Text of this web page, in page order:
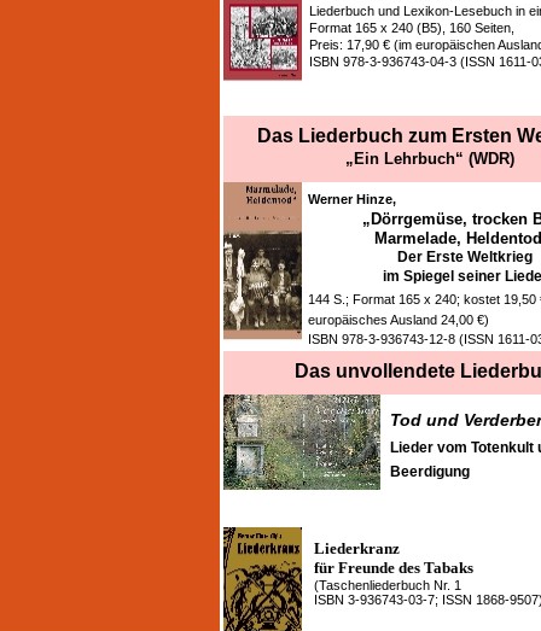
Liederbuch und Lexikon-Lesebuch in
Format 165 x 240 (B5), 160 Seiten,
Preis: 17,90 € (im europäischen
ISBN 978-3-936743-04-3 (ISSN 1611-
Das Liederbuch zum Ersten
„Ein Lehrbuch“ (WDR)
Werner Hinze,
„Dörrgemüse, trocken
Marmelade,
Der Erste Weltkrieg
im Spiegel seiner
144 S.; Format 165 x 240; kostet
europäisches Ausland 24,00 €)
ISBN 978-3-936743-12-8 (ISSN 1611-
Das unvollendete
Tod und
Lieder vom Totenkult
Beerdigung
Liederkranz
für Freunde des Tabaks
(Taschenliederbuch Nr. 1
ISBN 3-936743-03-7; ISSN 1868-